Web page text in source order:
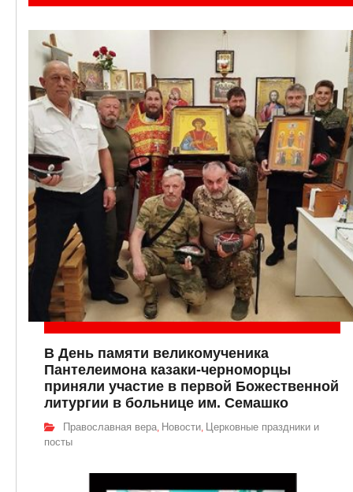
В День памяти великомученика
Пантелеимона казаки-черноморцы
приняли участие в первой Божественной
литургии в больнице им. Семашко
Православная вера, Новости, Церковные праздники и
посты